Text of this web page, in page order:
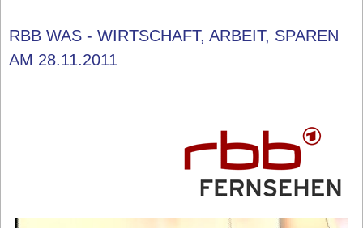
RBB WAS - WIRTSCHAFT, ARBEIT, SPAREN
AM 28.11.2011